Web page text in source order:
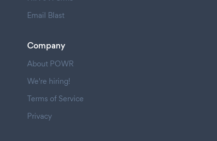
Email Blast
Company
About POWR
We're hiring!
Terms of Service
Privacy